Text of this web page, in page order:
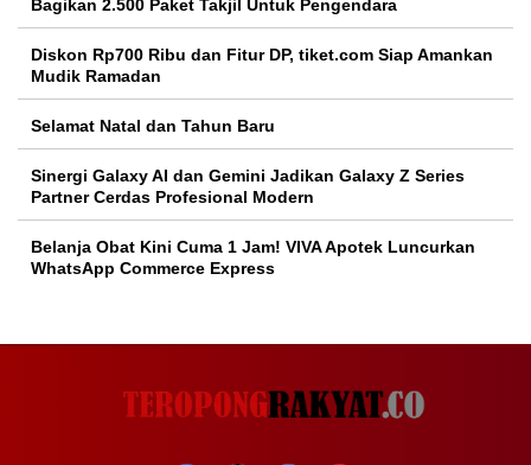
Bagikan 2.500 Paket Takjil Untuk Pengendara
Diskon Rp700 Ribu dan Fitur DP, tiket.com Siap Amankan
Mudik Ramadan
Selamat Natal dan Tahun Baru
Sinergi Galaxy AI dan Gemini Jadikan Galaxy Z Series
Partner Cerdas Profesional Modern
Belanja Obat Kini Cuma 1 Jam! VIVA Apotek Luncurkan
WhatsApp Commerce Express